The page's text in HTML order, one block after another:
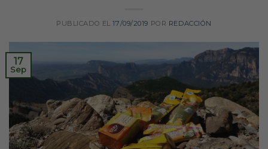
PUBLICADO EL17/09/2019 POR REDACCIÓN
17
Sep